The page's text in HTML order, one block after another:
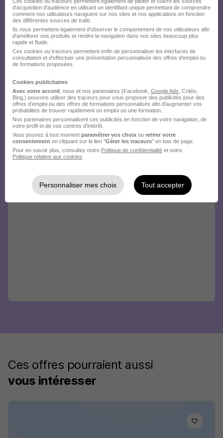
Ces offres pourraient aussi
vous intéresser
d'acquisition d'audience en utilisant un identifiant unique permettant de comprendre
comment nos utilisateurs naviguent sur nos sites et nos applications en fonction
des différentes sources de trafic.
Ils nous permettent également d’observer le comportement de nos utilisateurs afin
d'améliorer nos produits et rendre la navigation dans nos sites beaucoup plus
rapide et fluide.
Ces cookies ou traceurs permettent enfin de personnaliser les interfaces de
consultation et d'effectuer une présentation personnalisée des offres d'emploi ou
de formations proposées.
Cookies publicitaires
Avec votre accord , nous et nos partenaires (Facebook, Google Ads , Critéo,
Bing,) pouvons utiliser des traceurs pour vous proposer des publicités pour des
offres d’emploi ou des offres de formations personnalisés afin d’augmenter vos
probabilités de trouver rapidement un emploi ou une formation.
Nos partenaires personnalisent ces publicités en fonction de votre navigation, de
votre profil et de vos centres d’intérêt.
Vous pouvez à tout moment paramétrer vos choix ou retirer votre
consentement en cliquant sur le lien "Gérer les traceurs" en bas de page.
Pour en savoir plus, consultez notre Politique de confidentialité et notre
Politique relative aux cookies
Personnaliser mes choix Tout accepter